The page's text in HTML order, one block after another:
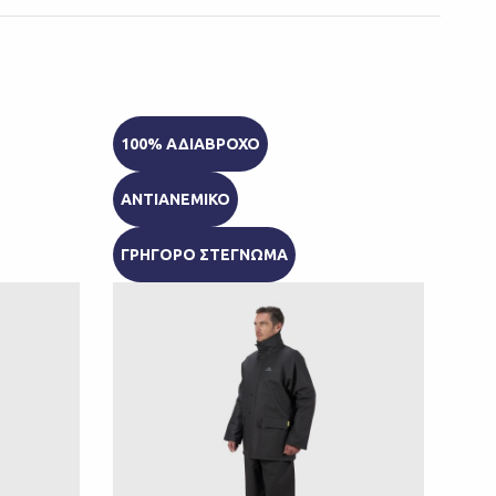
100% ΑΔΙΑΒΡΟΧΟ
ΑΝΤΙΑΝΕΜΙΚΟ
ΓΡΗΓΟΡΟ ΣΤΕΓΝΩΜΑ